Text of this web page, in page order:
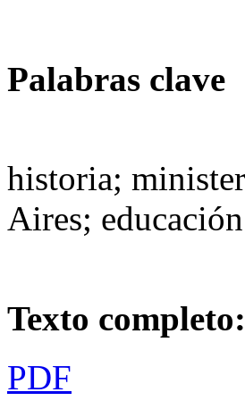
Palabras clave
historia;
Aires;
Texto completo:
PDF